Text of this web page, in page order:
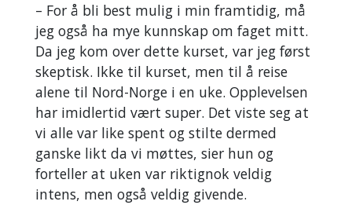
– For å bli best mulig i min framtidig, må
jeg også ha mye kunnskap om faget mitt.
Da jeg kom over dette kurset, var jeg først
skeptisk. Ikke til kurset, men til å reise
alene til Nord-Norge i en uke. Opplevelsen
har imidlertid vært super. Det viste seg at
vi alle var like spent og stilte dermed
ganske likt da vi møttes, sier hun og
forteller at uken var riktignok veldig
intens, men også veldig givende.